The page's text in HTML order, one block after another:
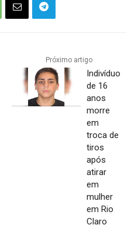
Próximo artigo
Indivíduo
de 16
anos
morre
em
troca de
tiros
após
atirar
em
mulher
em Rio
Claro